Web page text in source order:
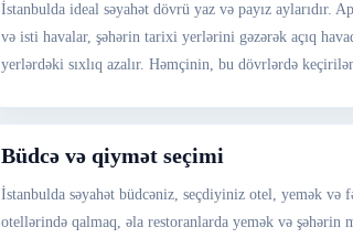
İstanbulda ideal səyahət dövrü yaz və payız aylarıdır.
və isti havalar, şəhərin tarixi yerlərini gəzərək açıq
yerlərdəki sıxlıq azalır. Həmçinin, bu dövrlərdə
Büdcə və qiymət seçimi
İstanbulda səyahət büdcəniz, seçdiyiniz otel, yemək
otellərində qalmaq, əla restoranlarda yemək və